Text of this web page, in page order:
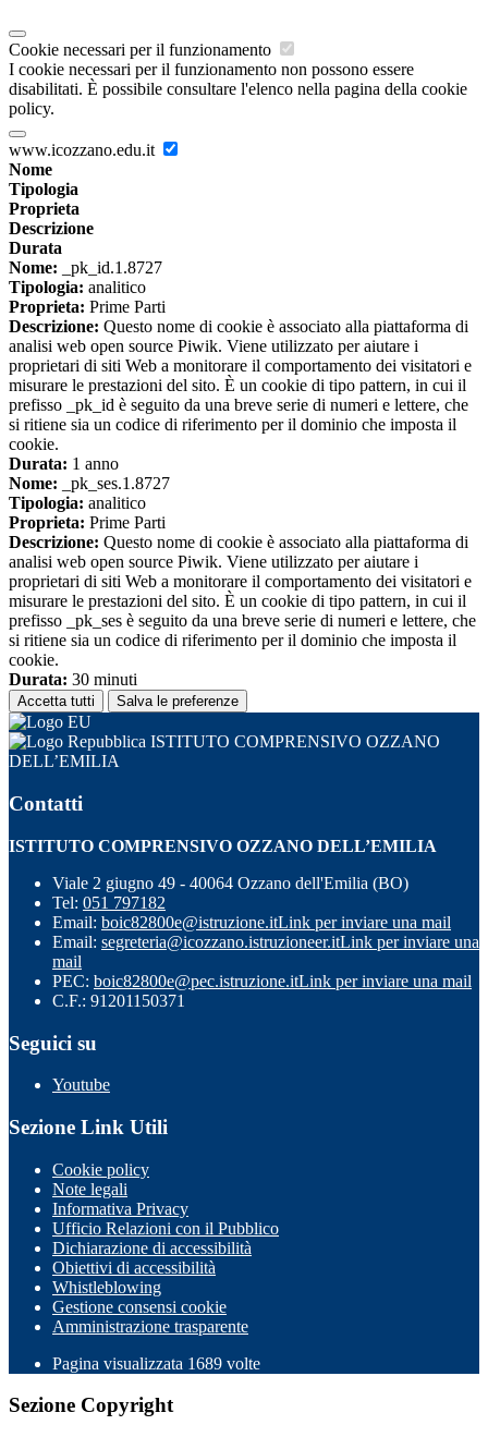
Cookie necessari per il funzionamento
I cookie necessari per il funzionamento non possono essere
disabilitati. È possibile consultare l'elenco nella pagina della cookie
policy.
www.icozzano.edu.it
Nome
Tipologia
Proprieta
Descrizione
Durata
Nome: _pk_id.1.8727
Tipologia: analitico
Proprieta: Prime Parti
Descrizione: Questo nome di cookie è associato alla piattaforma di
analisi web open source Piwik. Viene utilizzato per aiutare i
proprietari di siti Web a monitorare il comportamento dei visitatori e
misurare le prestazioni del sito. È un cookie di tipo pattern, in cui il
prefisso _pk_id è seguito da una breve serie di numeri e lettere, che
si ritiene sia un codice di riferimento per il dominio che imposta il
cookie.
Durata: 1 anno
Nome: _pk_ses.1.8727
Tipologia: analitico
Proprieta: Prime Parti
Descrizione: Questo nome di cookie è associato alla piattaforma di
analisi web open source Piwik. Viene utilizzato per aiutare i
proprietari di siti Web a monitorare il comportamento dei visitatori e
misurare le prestazioni del sito. È un cookie di tipo pattern, in cui il
prefisso _pk_ses è seguito da una breve serie di numeri e lettere, che
si ritiene sia un codice di riferimento per il dominio che imposta il
cookie.
Durata: 30 minuti
Accetta tutti Salva le preferenze
ISTITUTO COMPRENSIVO OZZANO
DELL’EMILIA
Contatti
ISTITUTO COMPRENSIVO OZZANO DELL’EMILIA
Viale 2 giugno 49 - 40064 Ozzano dell'Emilia (BO)
Tel: 051 797182
Email: boic82800e@istruzione.itLink per inviare una mail
Email: segreteria@icozzano.istruzioneer.itLink per inviare una
mail
PEC: boic82800e@pec.istruzione.itLink per inviare una mail
C.F.: 91201150371
Seguici su
Youtube
Sezione Link Utili
Cookie policy
Note legali
Informativa Privacy
Ufficio Relazioni con il Pubblico
Dichiarazione di accessibilità
Obiettivi di accessibilità
Whistleblowing
Gestione consensi cookie
Amministrazione trasparente
Pagina visualizzata 1689 volte
Sezione Copyright